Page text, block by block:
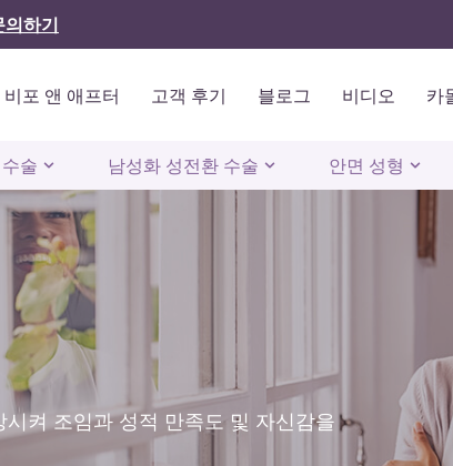
의하기
비포 앤 애프터 고객 후기 블로그 비디오 카
술 남성화 성전환 수술 안면 성형
켜 조임과 성적 만족도 및 자신감을